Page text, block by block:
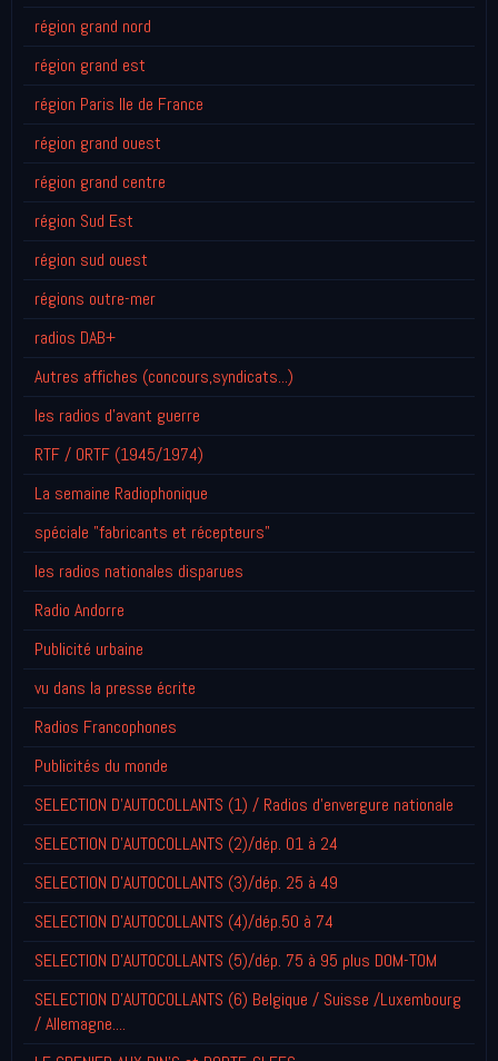
région grand nord
région grand est
région Paris Ile de France
région grand ouest
région grand centre
région Sud Est
région sud ouest
régions outre-mer
radios DAB+
Autres affiches (concours,syndicats...)
les radios d'avant guerre
RTF / ORTF (1945/1974)
La semaine Radiophonique
spéciale "fabricants et récepteurs"
les radios nationales disparues
Radio Andorre
Publicité urbaine
vu dans la presse écrite
Radios Francophones
Publicités du monde
SELECTION D'AUTOCOLLANTS (1) / Radios d'envergure nationale
SELECTION D'AUTOCOLLANTS (2)/dép. 01 à 24
SELECTION D'AUTOCOLLANTS (3)/dép. 25 à 49
SELECTION D'AUTOCOLLANTS (4)/dép.50 à 74
SELECTION D'AUTOCOLLANTS (5)/dép. 75 à 95 plus DOM-TOM
SELECTION D'AUTOCOLLANTS (6) Belgique / Suisse /Luxembourg
/ Allemagne....